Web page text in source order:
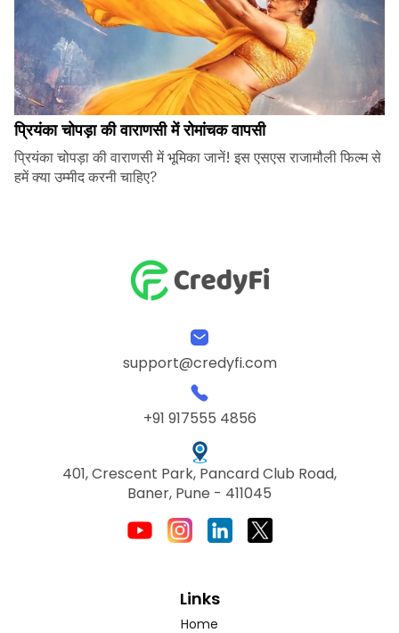
प्रियंका चोपड़ा की वाराणसी में रोमांचक वापसी
प्रियंका चोपड़ा की वाराणसी में भूमिका जानें! इस एसएस राजामौली फिल्म से
हमें क्या उम्मीद करनी चाहिए?
support@credyfi.com
+91 917555 4856
401, Crescent Park, Pancard Club Road,
Baner, Pune - 411045
Links
Home